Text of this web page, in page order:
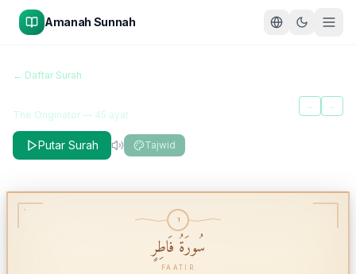
Amanah Sunnah
← Daftar Surah
The Originator — 45 ayat
← →
Putar Surah Tajwid
1
سُورَةُ فَاطِرٍ
FAATIR